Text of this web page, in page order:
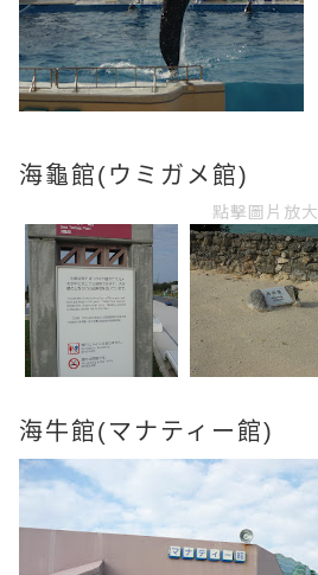
海龜館(ウミガメ館)
點擊圖片放大
海牛館(マナティー館)